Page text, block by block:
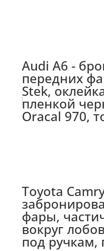
Audi A6 -
передних
Stek,
пленкой
Oracal 970,
Toyota
фары,
вокруг
под ручкам,